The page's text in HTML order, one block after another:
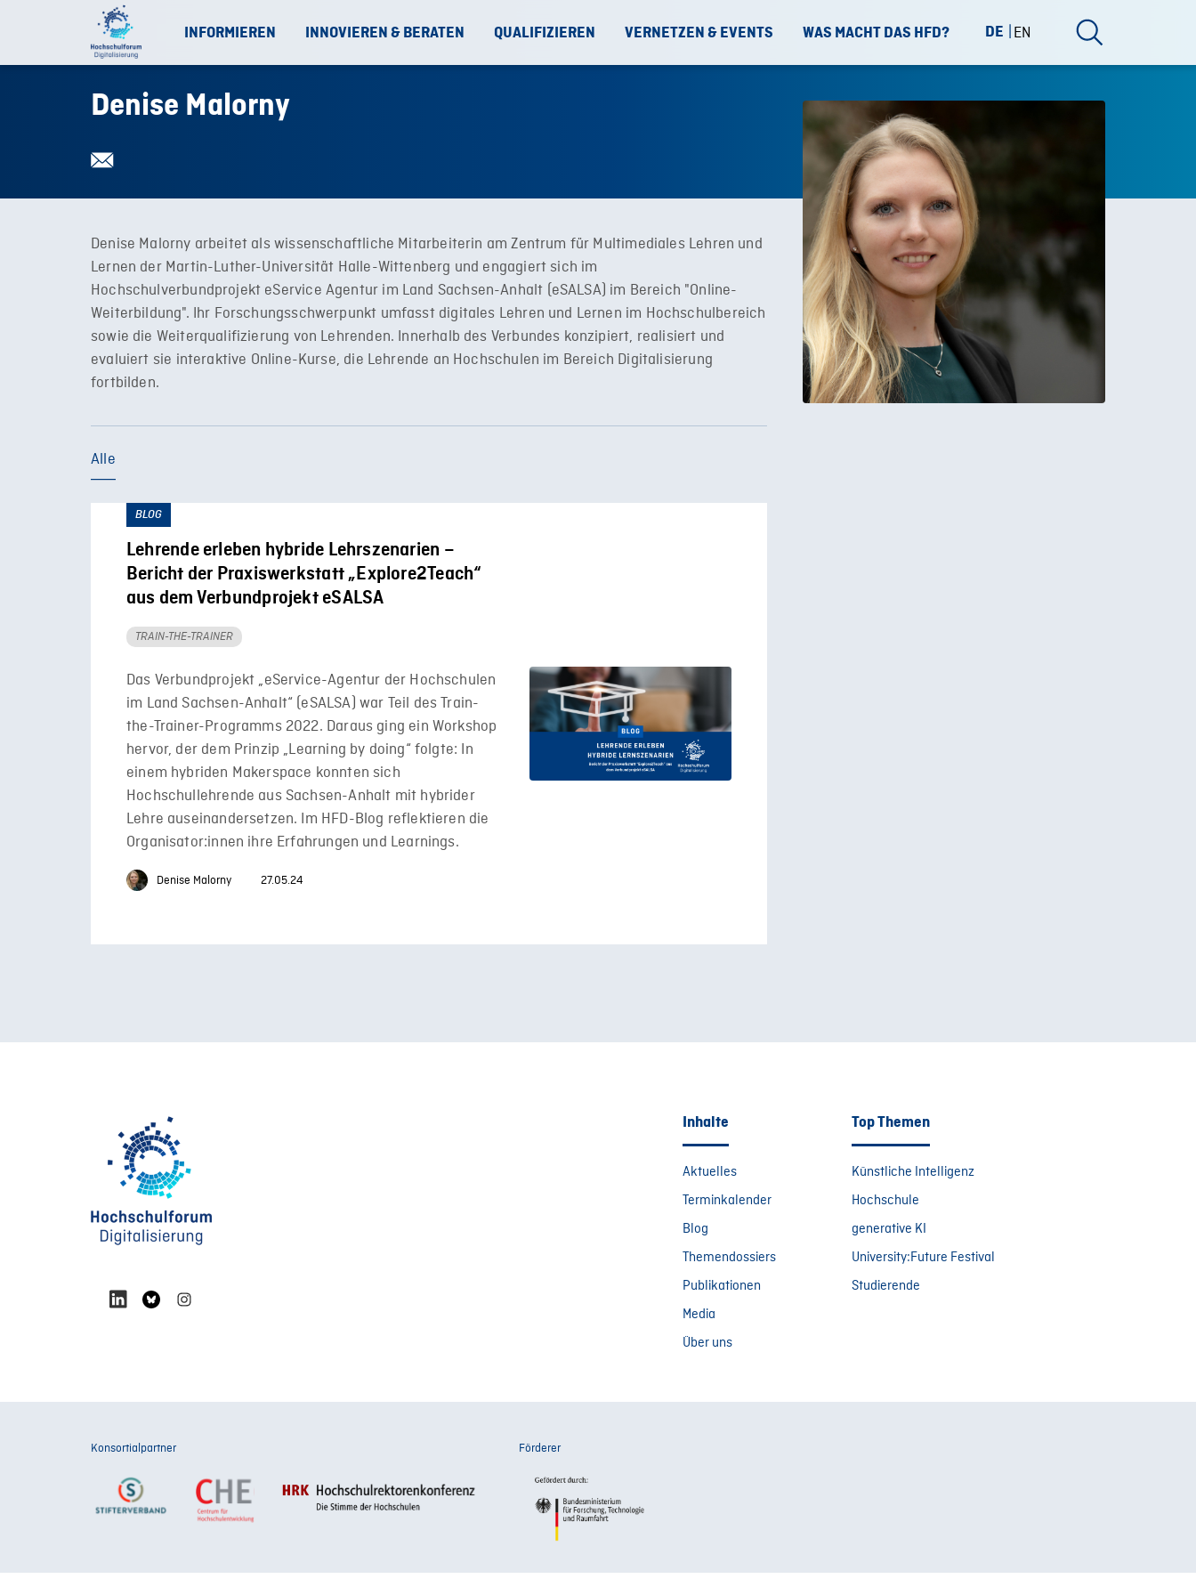
INFORMIEREN INNOVIEREN & BERATEN QUALIFIZIEREN VERNETZEN & EVENTS WAS MACHT DAS HFD? DE EN
Denise Malorny
Denise Malorny arbeitet als wissenschaftliche Mitarbeiterin am Zentrum für Multimediales Lehren und
Lernen der Martin-Luther-Universität Halle-Wittenberg und engagiert sich im
Hochschulverbundprojekt eService Agentur im Land Sachsen-Anhalt (eSALSA) im Bereich "Online-
Weiterbildung". Ihr Forschungsschwerpunkt umfasst digitales Lehren und Lernen im Hochschulbereich
sowie die Weiterqualifizierung von Lehrenden. Innerhalb des Verbundes konzipiert, realisiert und
evaluiert sie interaktive Online-Kurse, die Lehrende an Hochschulen im Bereich Digitalisierung
fortbilden.
Alle
BLOG
Lehrende erleben hybride Lehrszenarien –
Bericht der Praxiswerkstatt „Explore2Teach“
aus dem Verbundprojekt eSALSA
TRAIN-THE-TRAINER
Das Verbundprojekt „eService-Agentur der Hochschulen
im Land Sachsen-Anhalt“ (eSALSA) war Teil des Train-
the-Trainer-Programms 2022. Daraus ging ein Workshop
hervor, der dem Prinzip „Learning by doing“ folgte: In
einem hybriden Makerspace konnten sich
Hochschullehrende aus Sachsen-Anhalt mit hybrider
Lehre auseinandersetzen. Im HFD-Blog reflektieren die
Organisator:innen ihre Erfahrungen und Learnings.
Denise Malorny 27.05.24
Inhalte
Aktuelles
Terminkalender
Blog
Themendossiers
Publikationen
Media
Über uns
Top Themen
Künstliche Intelligenz
Hochschule
generative KI
University:Future Festival
Studierende
Konsortialpartner Förderer